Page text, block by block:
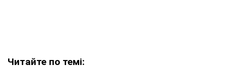
Читайте по темі: